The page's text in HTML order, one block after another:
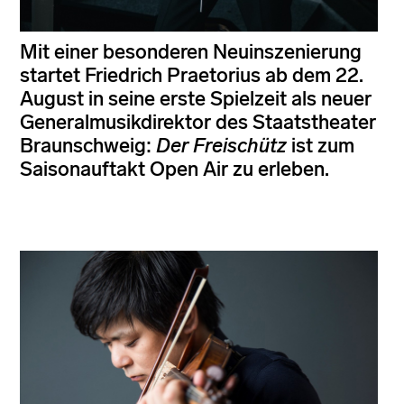
Mit einer besonderen Neuinszenierung
startet Friedrich Praetorius ab dem 22.
August in seine erste Spielzeit als neuer
Generalmusikdirektor des Staatstheater
Braunschweig: Der Freischütz ist zum
Saisonauftakt Open Air zu erleben.